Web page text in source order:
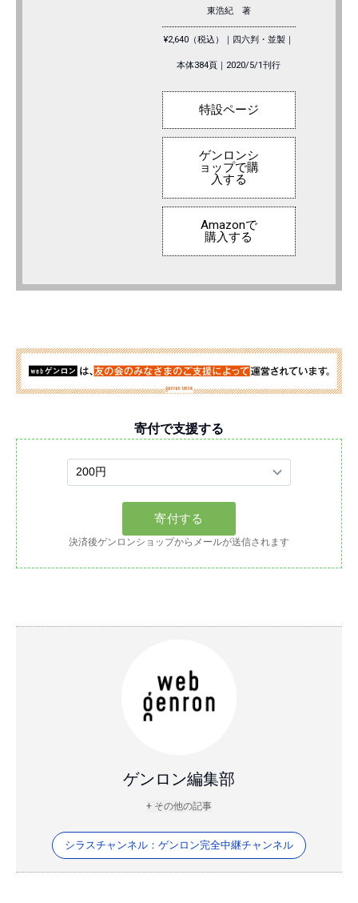
東浩紀 著
¥2,640（税込）｜四六判・並製｜
本体384頁｜2020/5/1刊行
特設ページ
ゲンロンシ
ョップで購
入する
Amazonで
購入する
寄付で支援する
決済後ゲンロンショップからメールが送信されます
ゲンロン編集部
+ その他の記事
シラスチャンネル：ゲンロン完全中継チャンネル